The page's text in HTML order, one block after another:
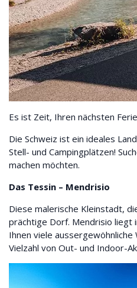
Es ist Zeit, Ihren nächsten
Die Schweiz ist ein ideales
Stell- und Campingplätzen!
machen möchten.
Das Tessin – Mendrisio
Diese malerische Kleinstadt,
prächtige Dorf. Mendrisio liegt
Ihnen viele
Vielzahl von Out- und Indoor-